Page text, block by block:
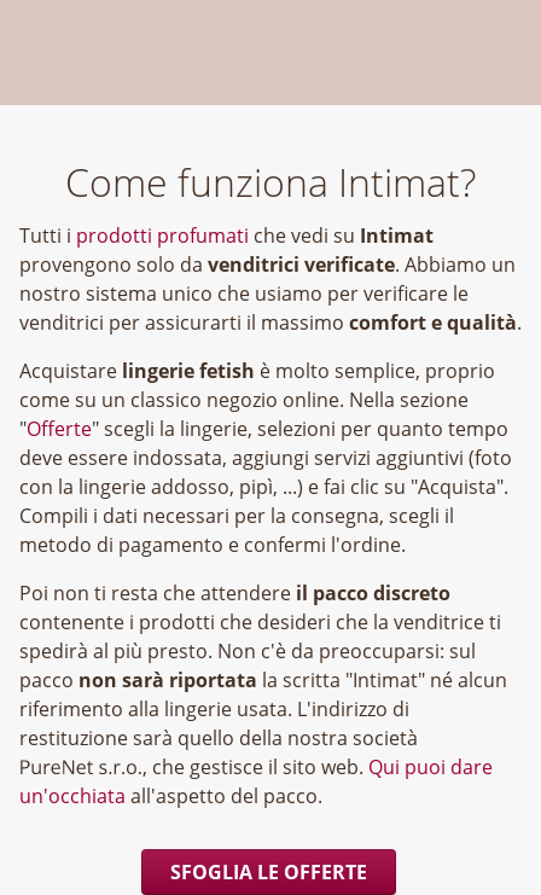
Come funziona Intimat?
Tutti i prodotti profumati che vedi su Intimat
provengono solo da venditrici verificate. Abbiamo un
nostro sistema unico che usiamo per verificare le
venditrici per assicurarti il massimo comfort e qualità.
Acquistare lingerie fetish è molto semplice, proprio
come su un classico negozio online. Nella sezione
"Offerte" scegli la lingerie, selezioni per quanto tempo
deve essere indossata, aggiungi servizi aggiuntivi (foto
con la lingerie addosso, pipì, ...) e fai clic su "Acquista".
Compili i dati necessari per la consegna, scegli il
metodo di pagamento e confermi l'ordine.
Poi non ti resta che attendere il pacco discreto
contenente i prodotti che desideri che la venditrice ti
spedirà al più presto. Non c'è da preoccuparsi: sul
pacco non sarà riportata la scritta "Intimat" né alcun
riferimento alla lingerie usata. L'indirizzo di
restituzione sarà quello della nostra società
, che gestisce il sito web. Qui puoi dare
un'occhiata all'aspetto del pacco.
SFOGLIA LE OFFERTE